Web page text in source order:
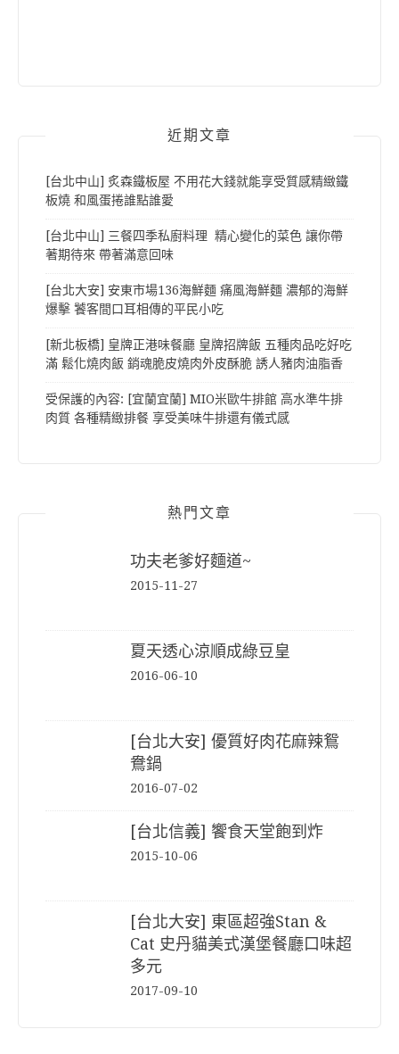
近期文章
[台北中山] 炙森鐵板屋 不用花大錢就能享受質感精緻鐵
板燒 和風蛋捲誰點誰愛
[台北中山] 三餐四季私廚料理 精心變化的菜色 讓你帶
著期待來 帶著滿意回味
[台北大安] 安東市場136海鮮麵 痛風海鮮麵 濃郁的海鮮
爆擊 饕客間口耳相傳的平民小吃
[新北板橋] 皇牌正港味餐廳 皇牌招牌飯 五種肉品吃好吃
滿 鬆化燒肉飯 銷魂脆皮燒肉外皮酥脆 誘人豬肉油脂香
受保護的內容: [宜蘭宜蘭] MIO米歐牛排館 高水準牛排
肉質 各種精緻排餐 享受美味牛排還有儀式感
熱門文章
功夫老爹好麵道~
2015-11-27
夏天透心涼順成綠豆皇
2016-06-10
[台北大安] 優質好肉花麻辣鴛
鴦鍋
2016-07-02
[台北信義] 饗食天堂飽到炸
2015-10-06
[台北大安] 東區超強Stan &
Cat 史丹貓美式漢堡餐廳口味超
多元
2017-09-10